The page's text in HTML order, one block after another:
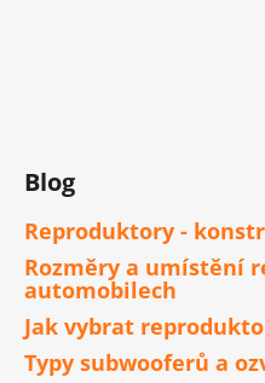
Blog
Reproduktory -
Rozměry a umístění
automobilech
Jak vybrat
Typy subwooferů a